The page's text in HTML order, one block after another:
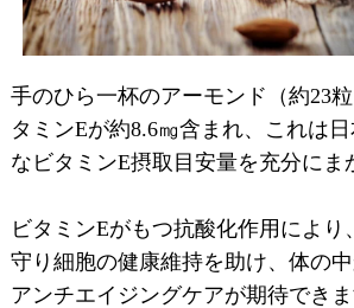
手のひら一杯のアーモンド（約23
タミンEが約8.6㎎含まれ、これは
なビタミンE摂取目安量を充分にま
ビタミンEがもつ抗酸化作用により
守り細胞の健康維持を助け、体の
アンチエイジングケアが期待できま